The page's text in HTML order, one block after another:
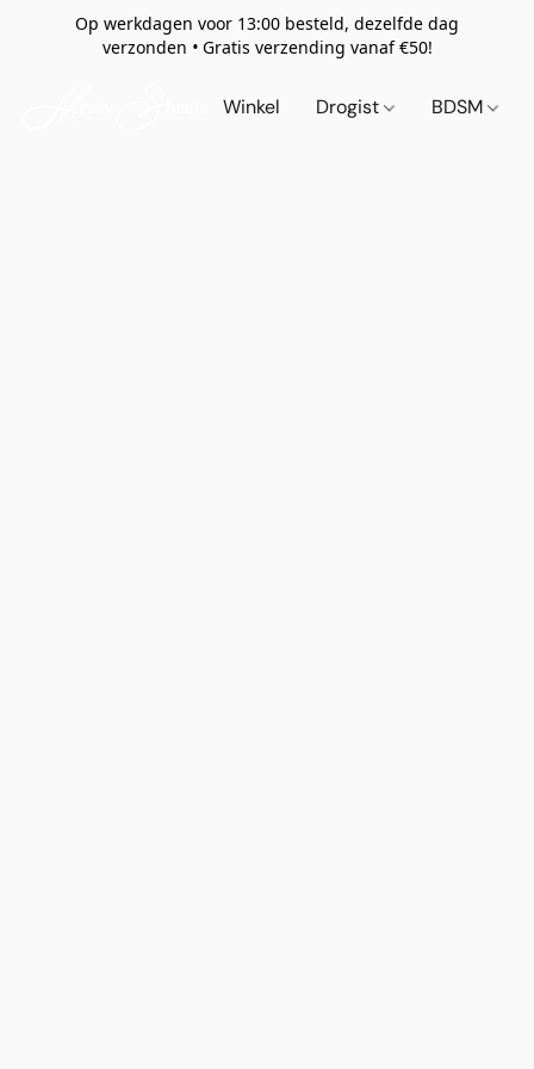
Op werkdagen voor 13:00 besteld, dezelfde dag
verzonden • Gratis verzending vanaf €50!
Winkel Drogist BDSM